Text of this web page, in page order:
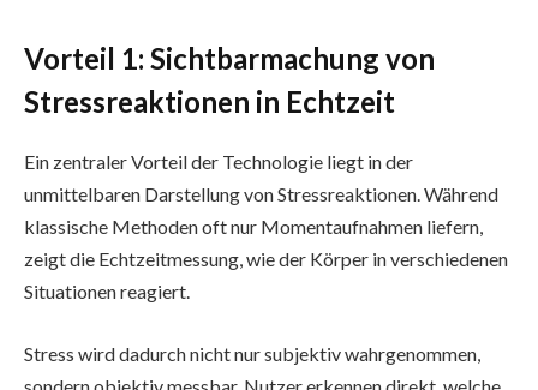
Vorteil 1: Sichtbarmachung von
Stressreaktionen in Echtzeit
Ein zentraler Vorteil der Technologie liegt in der
unmittelbaren Darstellung von Stressreaktionen. Während
klassische Methoden oft nur Momentaufnahmen liefern,
zeigt die Echtzeitmessung, wie der Körper in verschiedenen
Situationen reagiert.
Stress wird dadurch nicht nur subjektiv wahrgenommen,